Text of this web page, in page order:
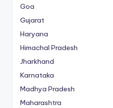
Goa
Gujarat
Haryana
Himachal Pradesh
Jharkhand
Karnataka
Madhya Pradesh
Maharashtra